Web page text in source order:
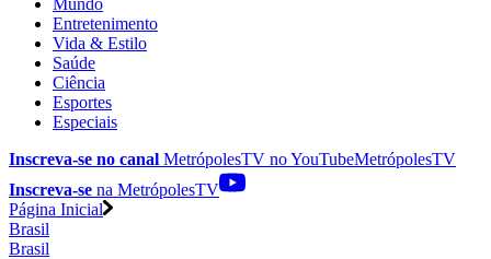
Entretenimento
Vida & Estilo
Saúde
Ciência
Esportes
Especiais
Inscreva-se no canal MetrópolesTV noYouTubeMetrópolesTV
Inscreva-se na MetrópolesTV
Página Inicial
Brasil
Brasil